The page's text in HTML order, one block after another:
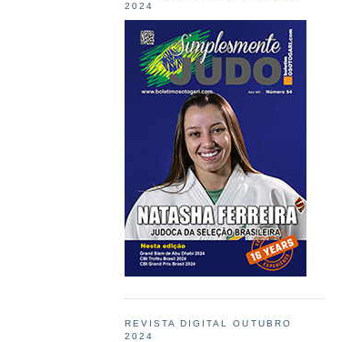
2024
REVISTA DIGITAL OUTUBRO
2024